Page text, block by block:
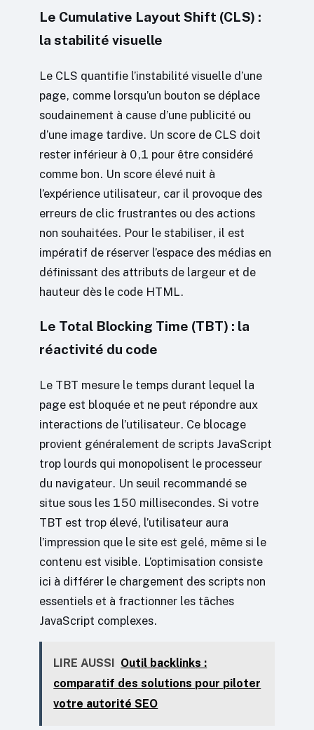
Le Cumulative Layout Shift (CLS) :
la stabilité visuelle
Le CLS quantifie l’instabilité visuelle d’une
page, comme lorsqu’un bouton se déplace
soudainement à cause d’une publicité ou
d’une image tardive. Un score de CLS doit
rester inférieur à 0,1 pour être considéré
comme bon. Un score élevé nuit à
l’expérience utilisateur, car il provoque des
erreurs de clic frustrantes ou des actions
non souhaitées. Pour le stabiliser, il est
impératif de réserver l’espace des médias en
définissant des attributs de largeur et de
hauteur dès le code HTML.
Le Total Blocking Time (TBT) : la
réactivité du code
Le TBT mesure le temps durant lequel la
page est bloquée et ne peut répondre aux
interactions de l’utilisateur. Ce blocage
provient généralement de scripts JavaScript
trop lourds qui monopolisent le processeur
du navigateur. Un seuil recommandé se
situe sous les 150 millisecondes. Si votre
TBT est trop élevé, l’utilisateur aura
l’impression que le site est gelé, même si le
contenu est visible. L’optimisation consiste
ici à différer le chargement des scripts non
essentiels et à fractionner les tâches
JavaScript complexes.
LIRE AUSSI
Outil backlinks :
comparatif des solutions pour piloter
votre autorité SEO